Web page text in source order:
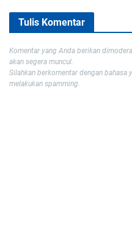
Tulis Komentar
Komentar yang Anda berikan
akan segera muncul.
Silahkan berkomentar dengan bahasa
melakukan spamming.